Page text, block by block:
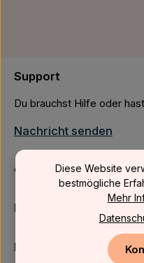
Support
Du brauchst Hilfe oder
Nachricht senden
oder über unser
Firmenkunden
Kundenservice
Diese Website
bestmögliche
Mehr